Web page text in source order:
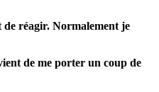
de réagir. Normalement je
de me porter un coup de